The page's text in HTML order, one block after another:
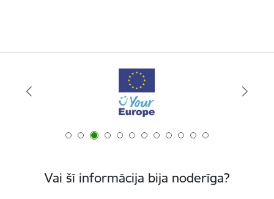
Vai šī informācija bija noderīga?